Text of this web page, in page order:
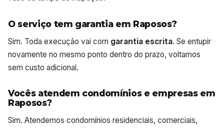
O serviço tem garantia em Raposos?
Sim. Toda execução vai com garantia escrita. Se entupir
novamente no mesmo ponto dentro do prazo, voltamos
sem custo adicional.
Vocês atendem condomínios e empresas em
Raposos?
Sim. Atendemos condomínios residenciais, comerciais,